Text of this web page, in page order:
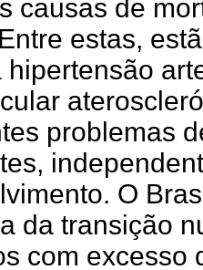
causas de
estas,
hipertensão
problemas
O
da transição
com excesso